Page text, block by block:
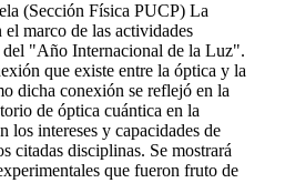
(Sección Física PUCP) La
el marco de las actividades
del "Año Internacional de la Luz".
que existe entre la óptica y la
dicha conexión se reflejó en la
de óptica cuántica en la
los intereses y capacidades de
citadas disciplinas. Se mostrará
que fueron fruto de